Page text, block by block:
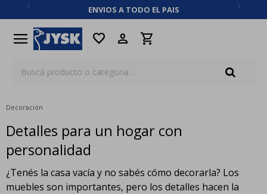
ENVIOS A TODO EL PAIS
menu favorite
Decoración
Detalles para un hogar con
personalidad
¿Tenés la casa vacía y no sabés cómo decorarla? Los
muebles son importantes, pero los detalles hacen la
close